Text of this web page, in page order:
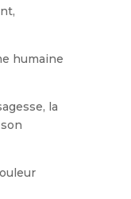
humaine
la